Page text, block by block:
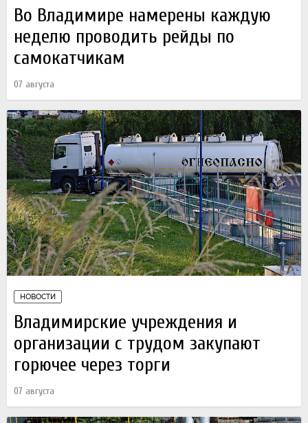
Во Владимире намерены каждую
неделю проводить рейды по
самокатчикам
07 августа
НОВОСТИ
Владимирские учреждения и
организации с трудом закупают
горючее через торги
07 августа